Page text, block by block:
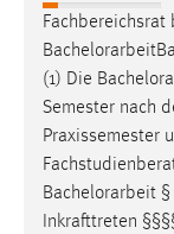
[PDF]
Relevanz:
Fachbereichsrat
Bachelorarbeit
(1) Die
Semester nach
Praxissemester